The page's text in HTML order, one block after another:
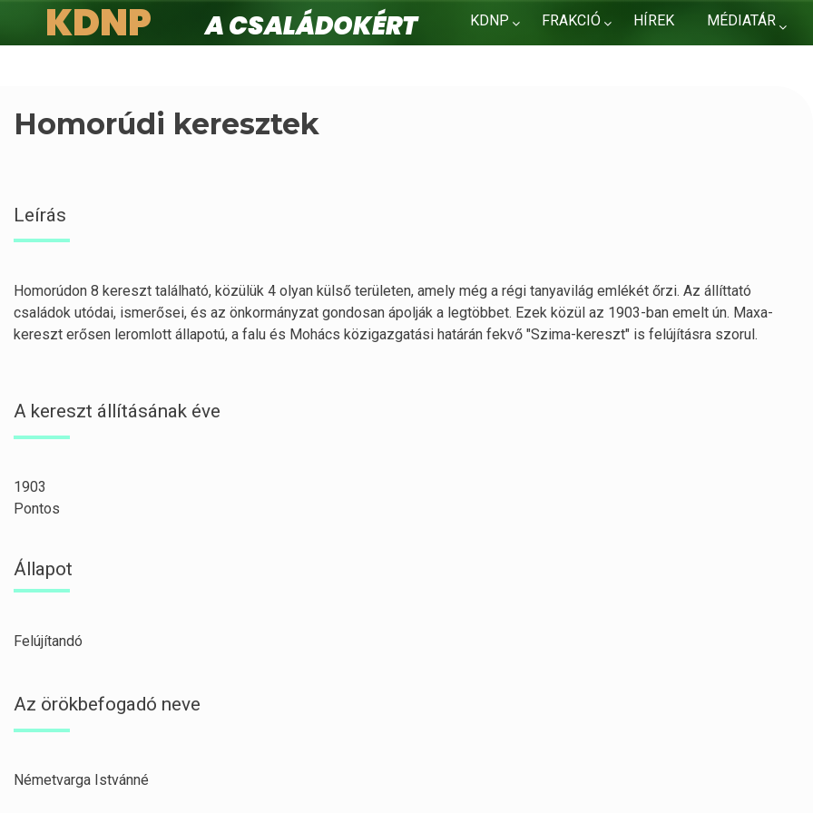
KDNP FRAKCIÓ HÍREK MÉDIATÁR
KDNP
A családokért.
Homorúdi keresztek
Leírás
Homorúdon 8 kereszt található, közülük 4 olyan külső területen, amely még a régi tanyavilág emlékét őrzi. Az állíttató
családok utódai, ismerősei, és az önkormányzat gondosan ápolják a legtöbbet. Ezek közül az 1903-ban emelt ún. Maxa-
kereszt erősen leromlott állapotú, a falu és Mohács közigazgatási határán fekvő "Szima-kereszt" is felújításra szorul.
A kereszt állításának éve
1903
Pontos
Állapot
Felújítandó
Az örökbefogadó neve
Németvarga Istvánné